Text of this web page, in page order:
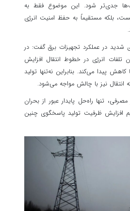
جدی‌تر شود. این موضوع فقط به
بلکه مستقیماً به حفظ امنیت انرژی
شدید در عملکرد تجهیزات برق گفت: در
درجه، میزان تلفات انرژی در خطوط انتقال افزایش
پیدا می‌کند. بنابراین نه‌تنها تولید
نیز با چالش مواجه می‌شود.
تنها راه‌حل پایدار عبور از بحران
افزایش ظرفیت تولید پاسخگوی چنین